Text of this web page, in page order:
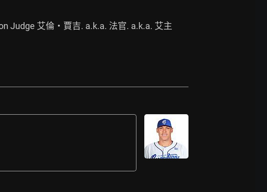
Judge 艾倫‧賈吉. a.k.a. 法官. a.k.a. 艾主